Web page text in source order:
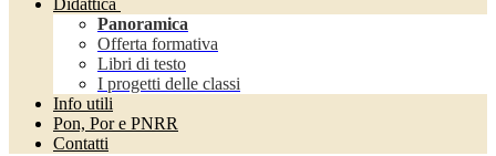
Didattica
Panoramica
Offerta formativa
Libri di testo
I progetti delle classi
Info utili
Pon, Por e PNRR
Contatti